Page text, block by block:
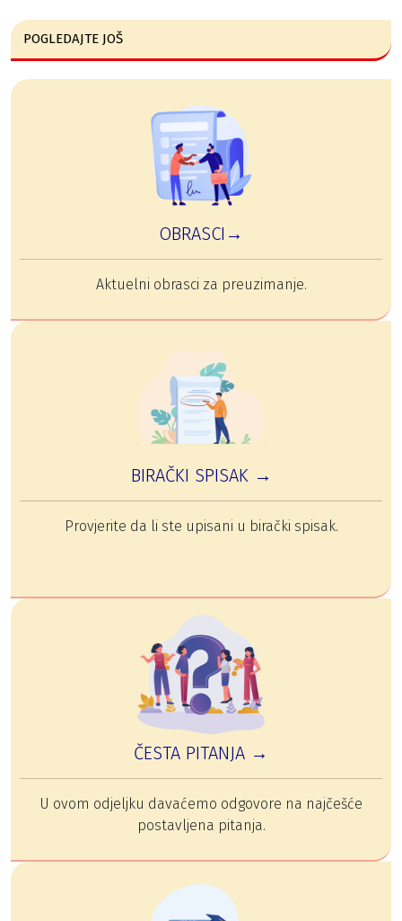
POGLEDAJTE JOŠ
OBRASCI→
Aktuelni obrasci za preuzimanje.
BIRAČKI SPISAK →
Provjerite da li ste upisani u birački spisak.
ČESTA PITANJA →
U ovom odjeljku davaćemo odgovore na najčešće
postavljena pitanja.